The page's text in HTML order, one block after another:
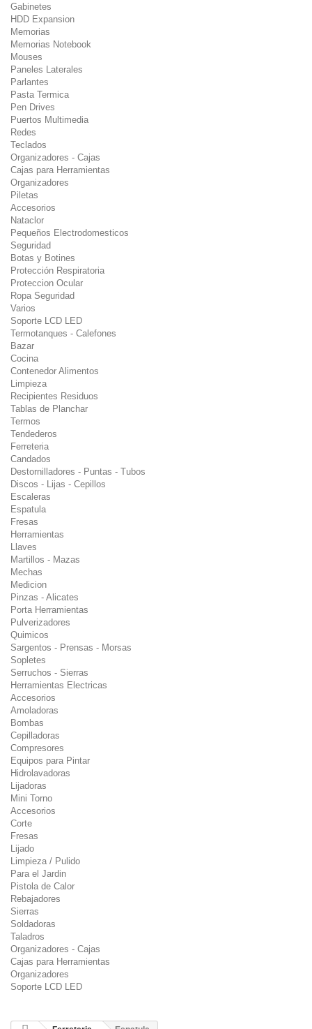
Gabinetes
HDD Expansion
Memorias
Memorias Notebook
Mouses
Paneles Laterales
Parlantes
Pasta Termica
Pen Drives
Puertos Multimedia
Redes
Teclados
Organizadores - Cajas
Cajas para Herramientas
Organizadores
Piletas
Accesorios
Nataclor
Pequeños Electrodomesticos
Seguridad
Botas y Botines
Protección Respiratoria
Proteccion Ocular
Ropa Seguridad
Varios
Soporte LCD LED
Termotanques - Calefones
Bazar
Cocina
Contenedor Alimentos
Limpieza
Recipientes Residuos
Tablas de Planchar
Termos
Tendederos
Ferreteria
Candados
Destornilladores - Puntas - Tubos
Discos - Lijas - Cepillos
Escaleras
Espatula
Fresas
Herramientas
Llaves
Martillos - Mazas
Mechas
Medicion
Pinzas - Alicates
Porta Herramientas
Pulverizadores
Quimicos
Sargentos - Prensas - Morsas
Sopletes
Serruchos - Sierras
Herramientas Electricas
Accesorios
Amoladoras
Bombas
Cepilladoras
Compresores
Equipos para Pintar
Hidrolavadoras
Lijadoras
Mini Torno
Accesorios
Corte
Fresas
Lijado
Limpieza / Pulido
Para el Jardin
Pistola de Calor
Rebajadores
Sierras
Soldadoras
Taladros
Organizadores - Cajas
Cajas para Herramientas
Organizadores
Soporte LCD LED